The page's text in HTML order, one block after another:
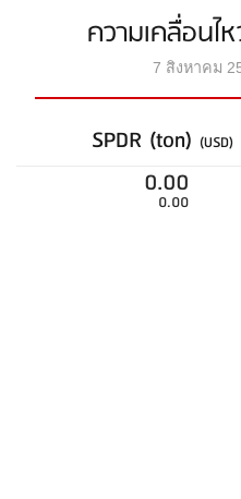
ความเคลื่อน
7 สิงหาคม
SPDR (ton) (USD)
0.00
0.00